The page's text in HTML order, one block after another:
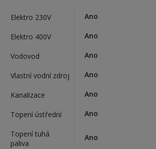
Elektro 230V Ano
Elektro 400V Ano
Vodovod Ano
Vlastní vodní zdroj Ano
Kanalizace Ano
Topení ústřední Ano
Topení tuhá
paliva
Ano